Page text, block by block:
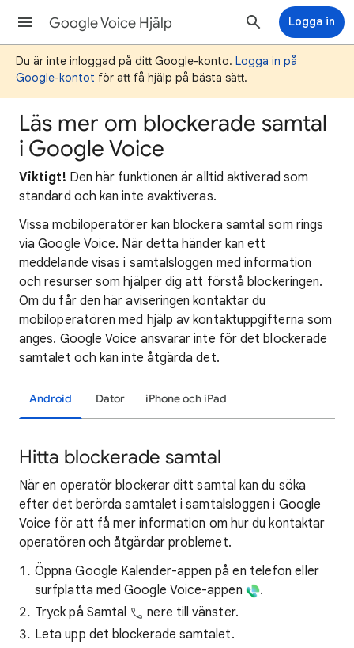
Google Voice Hjälp Logga in
Du är inte inloggad på ditt Google-konto. Logga in på
Google-kontot för att få hjälp på bästa sätt.
Läs mer om blockerade samtal
i Google Voice
Viktigt! Den här funktionen är alltid aktiverad som
standard och kan inte avaktiveras.
Vissa mobiloperatörer kan blockera samtal som rings
via Google Voice. När detta händer kan ett
meddelande visas i samtalsloggen med information
och resurser som hjälper dig att förstå blockeringen.
Om du får den här aviseringen kontaktar du
mobiloperatören med hjälp av kontaktuppgifterna som
anges. Google Voice ansvarar inte för det blockerade
samtalet och kan inte åtgärda det.
Android Dator iPhone och iPad
Hitta blockerade samtal
När en operatör blockerar ditt samtal kan du söka
efter det berörda samtalet i samtalsloggen i Google
Voice för att få mer information om hur du kontaktar
operatören och åtgärdar problemet.
Öppna Google Kalender-appen på en telefon eller
surfplatta med Google Voice-appen
.
Tryck på Samtal
nere till vänster.
Leta upp det blockerade samtalet.